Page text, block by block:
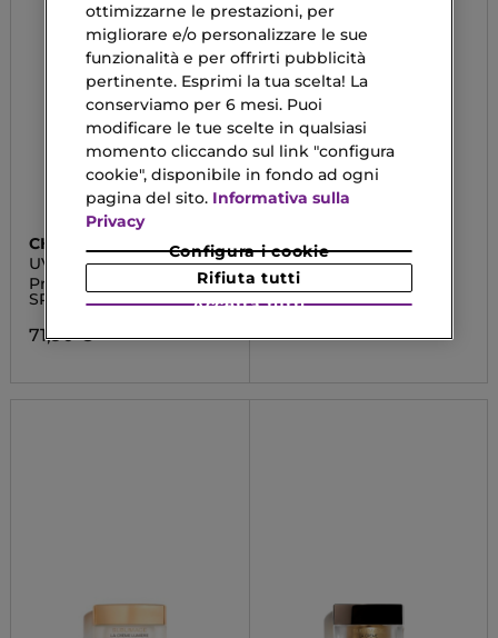
CHANEL
UV ESSENTIEL
Protezione Globale
SPF50
71,90 €
CHANEL
GABRIELLE
CREMA PER IL CORPO
ottimizzarne le prestazioni, per
migliorare e/o personalizzare le sue
funzionalità e per offrirti pubblicità
pertinente. Esprimi la tua scelta! La
conserviamo per 6 mesi. Puoi
modificare le tue scelte in qualsiasi
momento cliccando sul link "configura
cookie", disponibile in fondo ad ogni
pagina del sito. Informativa sulla
Privacy
Configura i cookie
Rifiuta tutti
Accetta tutti